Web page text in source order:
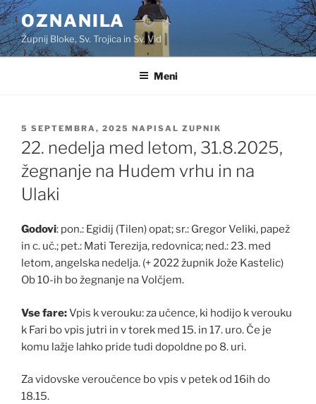
Skoči
na
vsebino
OZNANILA
Župnij Bloke, Sv. Trojica in Sv. Vid
Meni
OBJAVLJENO
DNE
5 SEPTEMBRA, 2025 NAPISAL ZUPNIK
22. nedelja med letom, 31.8.2025,
žegnanje na Hudem vrhu in na
Ulaki
Godovi: pon.: Egidij (Tilen) opat; sr.: Gregor Veliki, papež
in c. uč.; pet.: Mati Terezija, redovnica; ned.: 23. med
letom, angelska nedelja. (+ 2022 župnik Jože Kastelic)
Ob 10-ih bo žegnanje na Volčjem.
Vse fare:Vpis k verouku: za učence, ki hodijo k verouku
k Fari bo vpis jutri in v torek med 15. in 17. uro. Če je
komu lažje lahko pride tudi dopoldne po 8. uri.
Za vidovske veroučence bo vpis v petek od 16ih do
18.15.